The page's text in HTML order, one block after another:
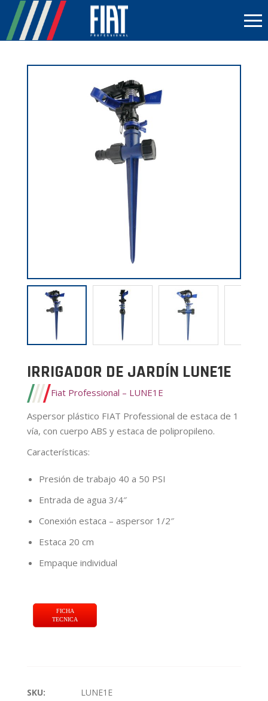
IRRIGADOR DE JARDÍN LUNE1E
Fiat Professional – LUNE1E
Aspersor plástico FIAT Professional de estaca de 1
vía, con cuerpo ABS y estaca de polipropileno.
Características:
Presión de trabajo 40 a 50 PSI
Entrada de agua 3/4″
Conexión estaca – aspersor 1/2″
Estaca 20 cm
Empaque individual
FICHA
TECNICA
SKU:
LUNE1E